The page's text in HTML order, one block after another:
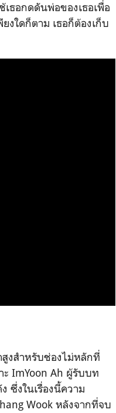
เธอกดดันพ่อของเธอเพื่อ
งใดก็ตาม เธอก็ต้องเก็บ
สูงสำหรับช่องไม่หลักที่
ะ ImYoon Ah ผู้รับบท
ซึ่งในเรื่องนี้ความ
Wook หลังจากที่จบ